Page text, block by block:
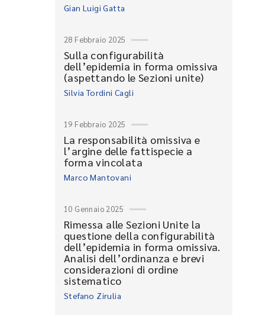
Gian Luigi Gatta
28 Febbraio 2025
Sulla configurabilità
dell’epidemia in forma omissiva
(aspettando le Sezioni unite)
Silvia Tordini Cagli
19 Febbraio 2025
La responsabilità omissiva e
l’argine delle fattispecie a
forma vincolata
Marco Mantovani
10 Gennaio 2025
Rimessa alle Sezioni Unite la
questione della configurabilità
dell’epidemia in forma omissiva.
Analisi dell’ordinanza e brevi
considerazioni di ordine
sistematico
Stefano Zirulia